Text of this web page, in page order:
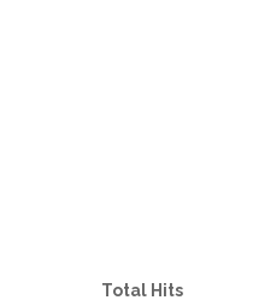
Total Hits